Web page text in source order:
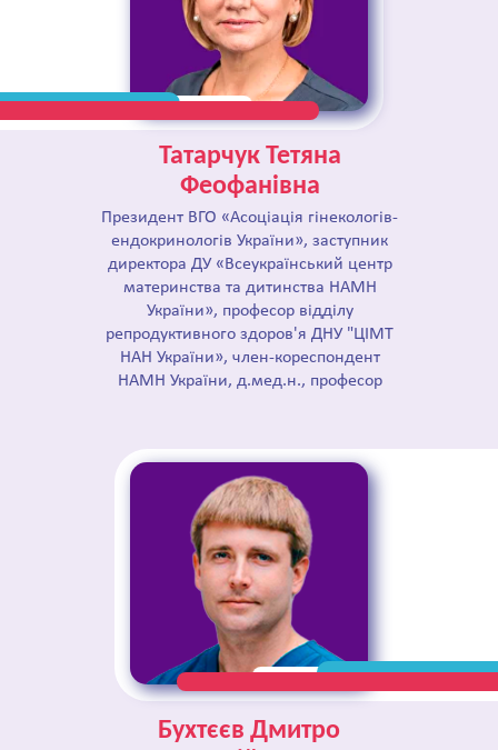
Бухтєєв Дмитро
Президент ВГО «Асоціація гінекологів-
ендокринологів України», заступник
директора ДУ «Всеукраїнський центр
материнства та дитинства НАМН
України», професор відділу
репродуктивного здоров'я ДНУ "ЦІМТ
НАН України», член-кореспондент
НАМН України, д.мед.н., професор
Татарчук Тетяна
Феофанівна